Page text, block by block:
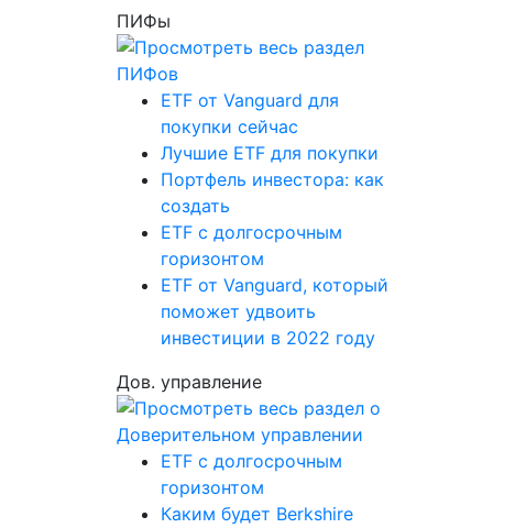
ПИФы
ETF от Vanguard для
покупки сейчас
Лучшие ETF для покупки
Портфель инвестора: как
создать
ETF с долгосрочным
горизонтом
ETF от Vanguard, который
поможет удвоить
инвестиции в 2022 году
Дов. управление
ETF с долгосрочным
горизонтом
Каким будет Berkshire